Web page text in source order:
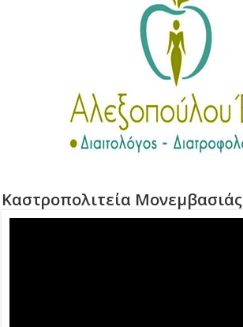
Καστροπολιτεία Μονεμβασιάς